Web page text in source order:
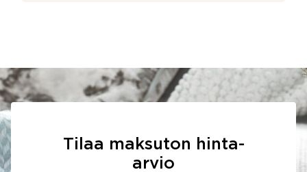
Tilaa maksuton hinta-
arvio